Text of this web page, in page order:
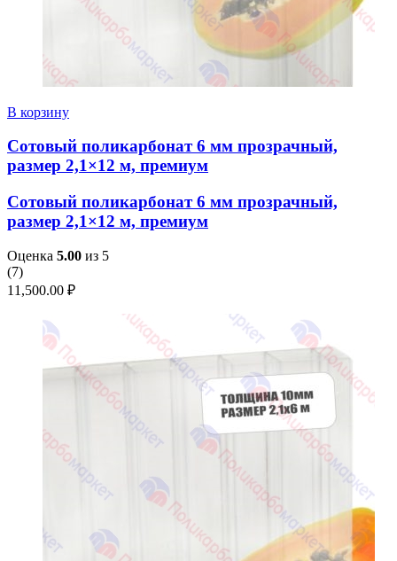
В корзину
Сотовый поликарбонат 6 мм прозрачный,
размер 2,1×12 м, премиум
Сотовый поликарбонат 6 мм прозрачный,
размер 2,1×12 м, премиум
Оценка 5.00 из 5
(7)
11,500.00 ₽